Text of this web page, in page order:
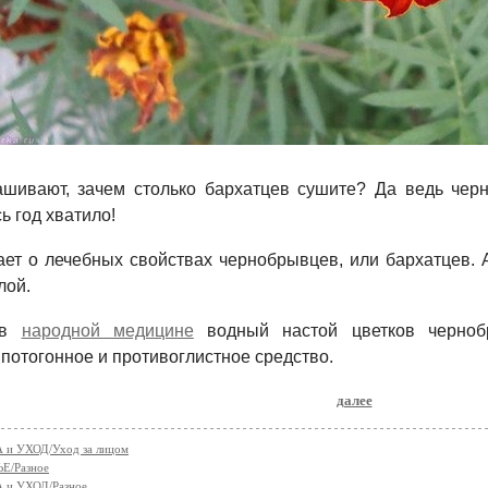
зачем столько бархатцев сушите? Да ведь
год хватило!
о лечебных свойствах чернобрывцев, или бархатцев.
народной медициневодный настой цветков
и противоглистное средство.
далее
и УХОД/Уход за лицом
Разное